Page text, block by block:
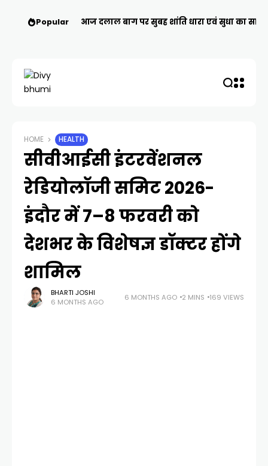
Popular आज दलाल बाग पर सुबह शांति धारा एवं सुधा का
HOME HEALTH
सीवीआईसी इंटरवेंशनल
रेडियोलॉजी समिट 2026-
इंदौर में 7–8 फरवरी को
देशभर के विशेषज्ञ डॉक्टर होंगे
शामिल
BHARTI JOSHI
6 MONTHS AGO
6 MONTHS AGO 2 MINS 169 VIEWS